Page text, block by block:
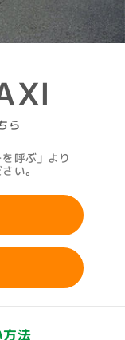
ら
呼ぶ」より
い。
法